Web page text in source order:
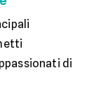
di